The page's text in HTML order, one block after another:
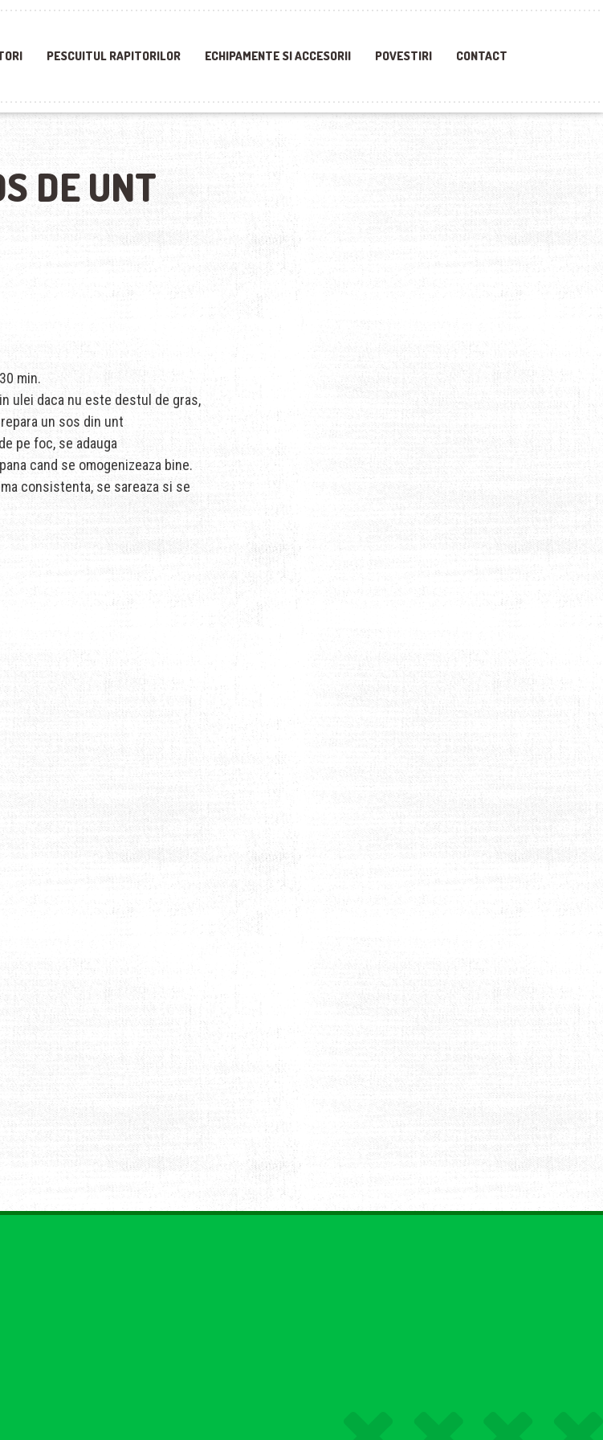
PESCUITUL RAPITORILOR ECHIPAMENTE SI ACCESORII POVESTIRI CONTACT
DE UNT
min.
ulei daca nu este destul de gras,
un sos din unt
pe foc, se adauga
cand se omogenizeaza bine.
consistenta, se sareaza si se